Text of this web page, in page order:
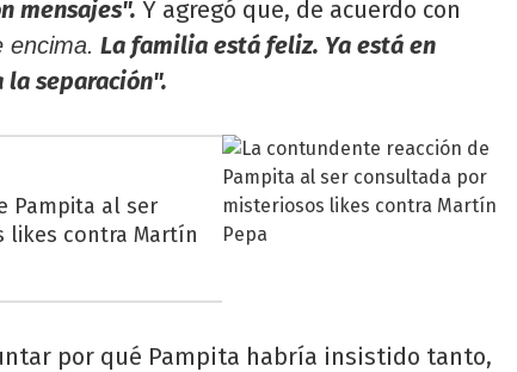
mensajes". Y agregó que, de acuerdo con
encima. La familia está feliz. Ya está en
separación".
Pampita al ser
likes contra Martín
por qué Pampita habría insistido tanto,